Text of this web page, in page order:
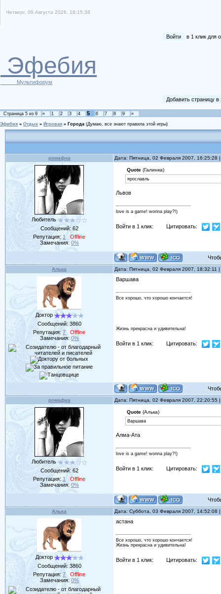
Четверг, 06 Августа 2026, 18:15:38
Войти в 1 клик для
Эфебия
Мультифорум
Добавить страницу
Страница 5 из 9 « 1 2 3 4 5 6 7 8 9 »
Эфебия » Отдых » Игровая » Города (Думаю, все знают правила этой игры)
ромафка Дата: Пятница, 02 Февраля 2007,
Любитель
Сообщений: 62
Репутация: 1
Offline
Замечания: 0%
Quote(Галинка)
ярославль
Львов
love is a game! wonna play?!)
Войти в 1 клик: Цитировать:
Алька Дата: Пятница, 02 Февраля 2007,
Доктор
Сообщений: 3860
Репутация:7
Offline
Замечания: 0%
Варшава
Все хорошо, что хорошо кончается!
Жизнь прекрасна и удивительна!
Войти в 1 клик: Цитировать:
ромафка Дата: Пятница, 02 Февраля 2007,
Любитель
Сообщений: 62
Репутация: 1
Offline
Замечания: 0%
Quote(Алька)
Варшава
Алма-Ата
love is a game! wonna play?!)
Войти в 1 клик: Цитировать:
Алька Дата: Суббота, 03 Февраля 2007,
Доктор
Сообщений: 3860
Репутация:7
Offline
Замечания: 0%
астана
Все хорошо, что хорошо кончается!
Жизнь прекрасна и удивительна!
Войти в 1 клик: Цитировать: